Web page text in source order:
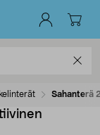
Sahanterä